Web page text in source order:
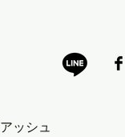
ッシュ